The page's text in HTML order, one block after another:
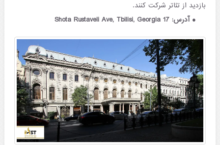
بازدید از تئاتر شرکت کنند.
آدرس: 17 Shota Rustaveli Ave, Tbilisi, Georgia